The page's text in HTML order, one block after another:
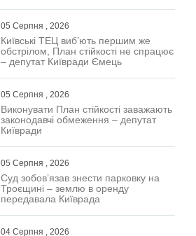
05 Серпня , 2026
Київські ТЕЦ виб’ють першим же
обстрілом, План стійкості не спрацює
– депутат Київради Ємець
05 Серпня , 2026
Виконувати План стійкості заважають
законодавчі обмеження – депутат
Київради
05 Серпня , 2026
Суд зобов’язав знести парковку на
Троєщині – землю в оренду
передавала Київрада
04 Серпня , 2026